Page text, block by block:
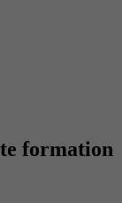
formation